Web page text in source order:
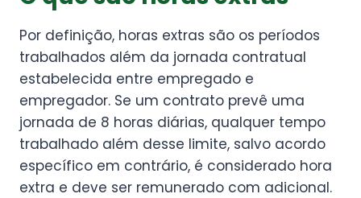
Por definição, horas extras são os períodos
trabalhados além da jornada contratual
estabelecida entre empregado e
empregador. Se um contrato prevê uma
jornada de 8 horas diárias, qualquer tempo
trabalhado além desse limite, salvo acordo
específico em contrário, é considerado hora
extra e deve ser remunerado com adicional.